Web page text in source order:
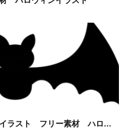
イラスト フリー素材 ハロ...